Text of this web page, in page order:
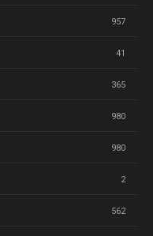
957
41
365
980
980
2
562